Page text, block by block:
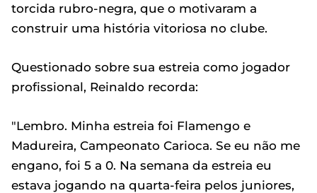
torcida rubro-negra, que o motivaram a
construir uma história vitoriosa no clube.
Questionado sobre sua estreia como jogador
profissional, Reinaldo recorda:
"Lembro. Minha estreia foi Flamengo e
Madureira, Campeonato Carioca. Se eu não me
engano, foi 5 a 0. Na semana da estreia eu
estava jogando na quarta-feira pelos juniores,